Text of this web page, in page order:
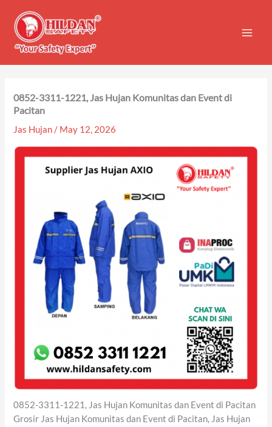
content
0852-3311-1221, Jas Hujan Komunitas dan Event di
Pacitan
Jas Hujan/ May 12, 2026
0852-3311-1221, Jas Hujan Komunitas dan Event di Pacitan
Grosir Jas Hujan Komunitas dan Event di Pacitan, Jas Hujan